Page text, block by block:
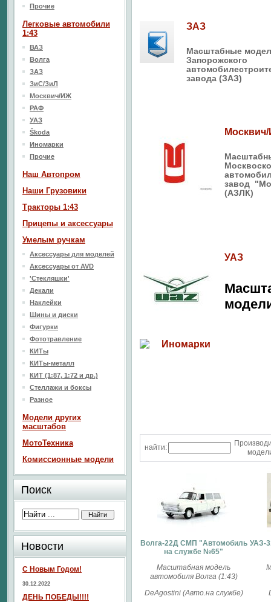
ЗАЗ
Масштабные
Запорожского
завода (ЗАЗ)
завод
(АЗЛК)
УАЗ
Иномарки
найти:
Волга-22Д СМП "Автомобиль
на службе №65"
Масштабная модель
автомобиля Волга (1:43)
DeAgostini (Авто.на службе)
УАЗ-
Прочие
Легковые автомобили
1:43
ВАЗ
Волга
ЗАЗ
ЗиС/ЗиЛ
Москвич/ИЖ
РАФ
УАЗ
Škoda
Иномарки
Прочие
Наш Aвтопром
Наши Грузовики
Тракторы 1:43
Прицепы и аксессуары
Умелым ручкам
Аксессуары для моделей
Аксессуары от AVD
'Стекляшки'
Декали
Наклейки
Шины и диски
Фигурки
Фототравление
КИТы
КИТы-металл
КИТ (1:87, 1:72 и др.)
Стеллажи и боксы
Разное
Модели других
масштабов
МотоТехника
Комиссионные модели
Поиск
Новости
С Новым Годом!
30.12.2022
ДЕНЬ ПОБЕДЫ!!!!